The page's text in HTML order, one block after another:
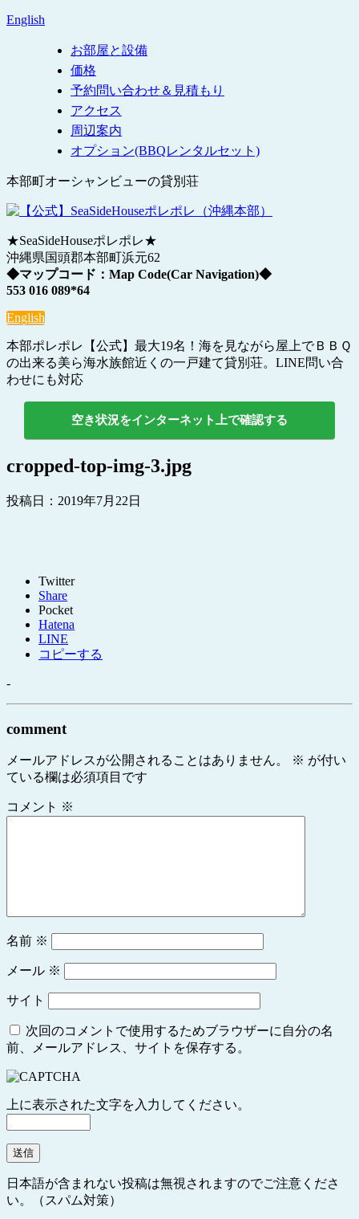
English
お部屋と設備
価格
予約問い合わせ＆見積もり
アクセス
周辺案内
オプション(BBQレンタルセット)
本部町オーシャンビューの貸別荘
★SeaSideHouseポレポレ★
沖縄県国頭郡本部町浜元62
◆マップコード：Map Code(Car Navigation)◆
553 016 089*64
English
本部ポレポレ【公式】最大19名！海を見ながら屋上でＢＢＱ
の出来る美ら海水族館近くの一戸建て貸別荘。LINE問い合
わせにも対応
空き状況をインターネット上で確認する
cropped-top-img-3.jpg
投稿日： 2019年7月22日
Twitter
Share
Pocket
Hatena
LINE
コピーする
-
comment
メールアドレスが公開されることはありません。 ※ が付い
ている欄は必須項目です
コメント ※
名前 ※
メール ※
サイト
次回のコメントで使用するためブラウザーに自分の名
前、メールアドレス、サイトを保存する。
上に表示された文字を入力してください。
日本語が含まれない投稿は無視されますのでご注意くださ
い。（スパム対策）